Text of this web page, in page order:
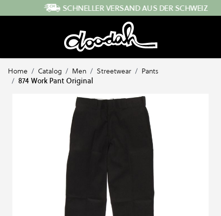
Direkt zum InhaltSCHNELLER VERSAND AUS DER SCHWEIZ
Home / Catalog / Men / Streetwear / Pants
/ 874 Work Pant Original